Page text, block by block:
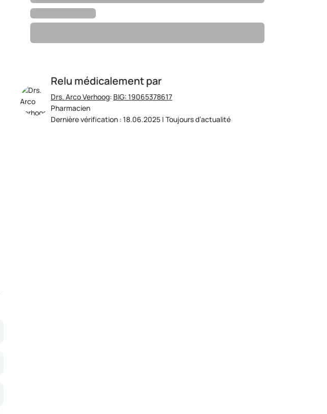
Relu médicalement par
Drs. Arco Verhoog: BIG: 19065378617
Pharmacien
Dernière vérification : 18.06.2025 | Toujours d’actualité